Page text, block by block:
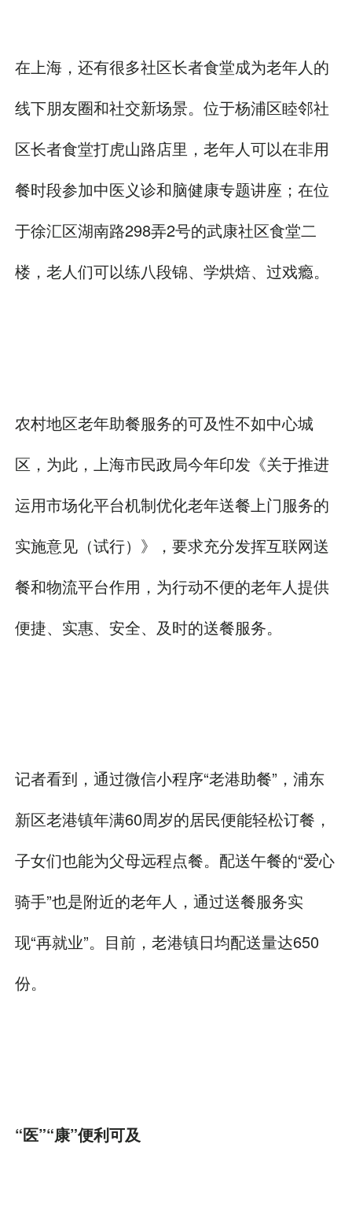
在上海，还有很多社区长者食堂成为老年人的
线下朋友圈和社交新场景。位于杨浦区睦邻社
区长者食堂打虎山路店里，老年人可以在非用
餐时段参加中医义诊和脑健康专题讲座；在位
于徐汇区湖南路298弄2号的武康社区食堂二
楼，老人们可以练八段锦、学烘焙、过戏瘾。
农村地区老年助餐服务的可及性不如中心城
区，为此，上海市民政局今年印发《关于推进
运用市场化平台机制优化老年送餐上门服务的
实施意见（试行）》，要求充分发挥互联网送
餐和物流平台作用，为行动不便的老年人提供
便捷、实惠、安全、及时的送餐服务。
记者看到，通过微信小程序“老港助餐”，浦东
新区老港镇年满60周岁的居民便能轻松订餐，
子女们也能为父母远程点餐。配送午餐的“爱心
骑手”也是附近的老年人，通过送餐服务实
现“再就业”。目前，老港镇日均配送量达650
份。
“医”“康”便利可及